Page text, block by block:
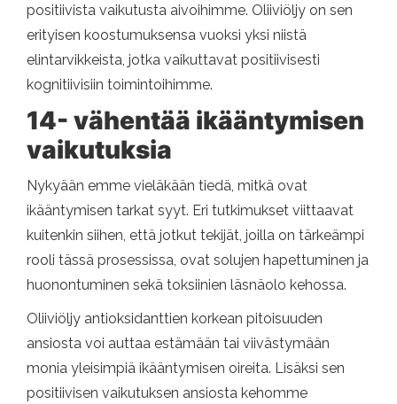
positiivista vaikutusta aivoihimme. Oliiviöljy on sen
erityisen koostumuksensa vuoksi yksi niistä
elintarvikkeista, jotka vaikuttavat positiivisesti
kognitiivisiin toimintoihimme.
14- vähentää ikääntymisen
vaikutuksia
Nykyään emme vieläkään tiedä, mitkä ovat
ikääntymisen tarkat syyt. Eri tutkimukset viittaavat
kuitenkin siihen, että jotkut tekijät, joilla on tärkeämpi
rooli tässä prosessissa, ovat solujen hapettuminen ja
huonontuminen sekä toksiinien läsnäolo kehossa.
Oliiviöljy antioksidanttien korkean pitoisuuden
ansiosta voi auttaa estämään tai viivästymään
monia yleisimpiä ikääntymisen oireita. Lisäksi sen
positiivisen vaikutuksen ansiosta kehomme